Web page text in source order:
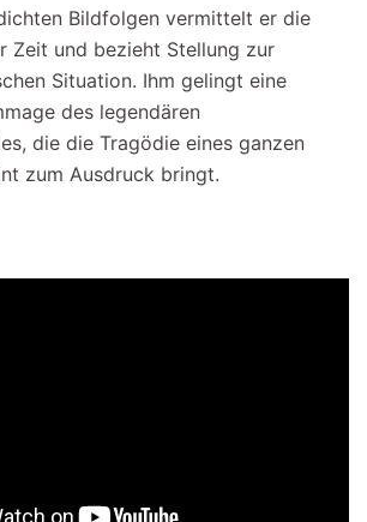
Bildfolgen vermittelt er die
Zeit und bezieht Stellung zur
Situation. Ihm gelingt eine
des legendären
die die Tragödie eines ganzen
zum Ausdruck bringt.